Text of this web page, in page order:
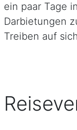
ein paar Tage
Darbietungen
Treiben auf